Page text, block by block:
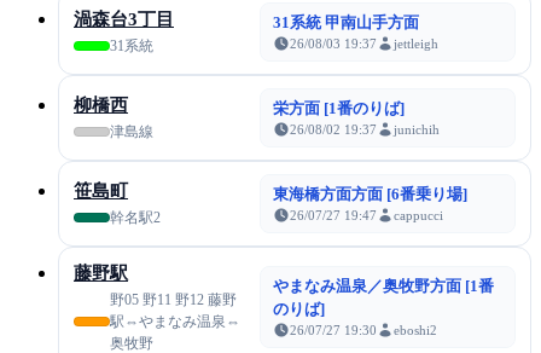
渦森台3丁目
31系統
31系統 甲南山手方面
26/08/03 19:37 jettleigh
柳橋西
津島線
栄方面 [1番のりば]
26/08/02 19:37 junichih
笹島町
幹名駅2
東海橋方面方面 [6番乗り場]
26/07/27 19:47 cappucci
藤野駅
野05 野11 野12 藤野
駅⇔やまなみ温泉⇔
奥牧野
やまなみ温泉／奥牧野方面 [1番
のりば]
26/07/27 19:30 eboshi2